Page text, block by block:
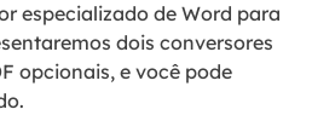
especializado de Word para
dois conversores
opcionais, e você pode